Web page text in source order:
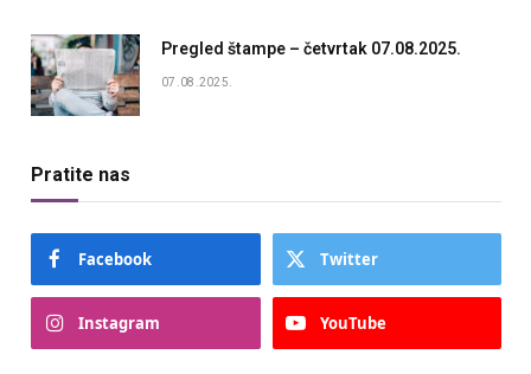
Pregled štampe – četvrtak 07.08.2025.
07.08.2025.
Pratite nas
Facebook Twitter
Instagram YouTube